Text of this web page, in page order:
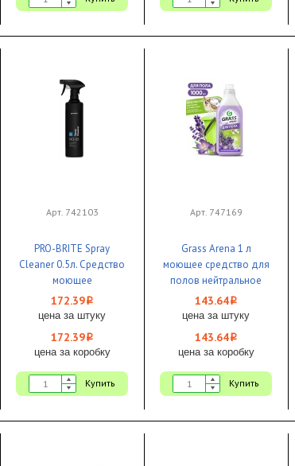
Арт. 742103
PRO-BRITE Spray
Cleaner 0.5л. Средство
моющее
универсальное
щелочное 1/12 ЧЗ
172.39i
цена за штуку
172.39i
цена за коробку
Купить
Арт. 747169
Grass Arena 1 л
моющее средство для
полов нейтральное
Лаванда 1/8 ЧЗ
143.64i
цена за штуку
143.64i
цена за коробку
Купить